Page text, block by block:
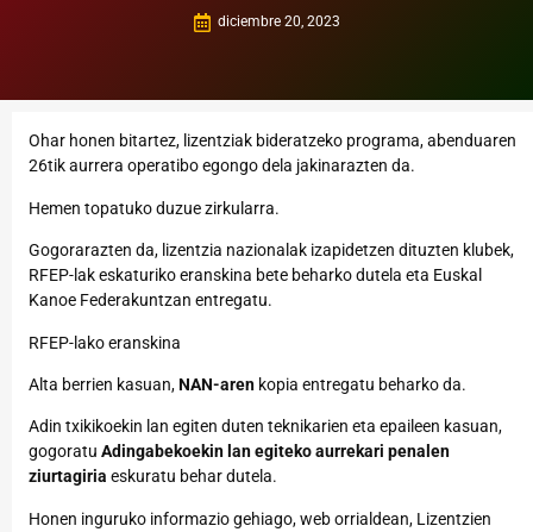
diciembre 20, 2023
Ohar honen bitartez, lizentziak bideratzeko programa, abenduaren
26tik aurrera operatibo egongo dela jakinarazten da.
Hemen topatuko duzue zirkularra.
Gogorarazten da, lizentzia nazionalak izapidetzen dituzten klubek,
RFEP-lak eskaturiko eranskina bete beharko dutela eta Euskal
Kanoe Federakuntzan entregatu.
RFEP-lako eranskina
Alta berrien kasuan,NAN-aren kopia entregatu beharko da.
Adin txikikoekin lan egiten duten teknikarien eta epaileen kasuan,
gogoratu Adingabekoekin lan egiteko aurrekari penalen
ziurtagiria eskuratu behar dutela.
Honen inguruko informazio gehiago, web orrialdean, Lizentzien